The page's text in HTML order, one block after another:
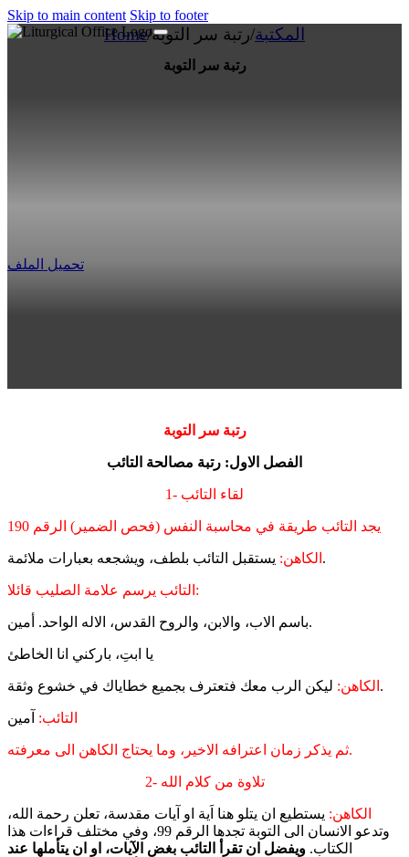
Skip to main content Skip to footer
Home/ المكتبة/رتبة سر التوبة
رتبة سر التوبة
تحميل الملف
رتبة سر التوبة
الفصل الاول: رتبة مصالحة التائب
1- لقاء التائب
يجد التائب طريقة في محاسبة النفس (فحص الضمير) الرقم 190
الكاهن: يستقبل التائب بلطف، ويشجعه بعبارات ملائمة.
التائب يرسم علامة الصليب قائلا:
باسم الاب، والابن، والروح القدس، الاله الواحد. أمين.
يا ابتِ، باركني انا الخاطئ
الكاهن: ليكن الرب معك فتعترف بجميع خطاياك في خشوع وثقة.
التائب: آمين
ثم يذكر زمان اعترافه الاخير، وما يحتاج الكاهن الى معرفته.
2- تلاوة من كلام الله
الكاهن: يستطيع ان يتلو هنا اَية او آيات مقدسة، تعلن رحمة الله،
وتدعو الانسان الى التوبة تجدها الرقم 99، وفي مختلف قراءات هذا
الكتاب. ويفضل ان تقرأ التائب بغض الآيات، او ان يتأملها عند